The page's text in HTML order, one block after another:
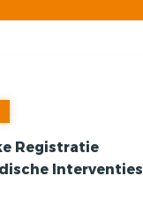
Registratie
Interventies